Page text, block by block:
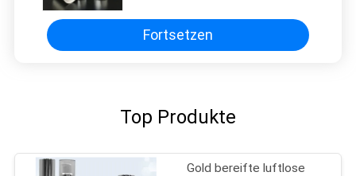
Fortsetzen
Top Produkte
Gold bereifte luftlose